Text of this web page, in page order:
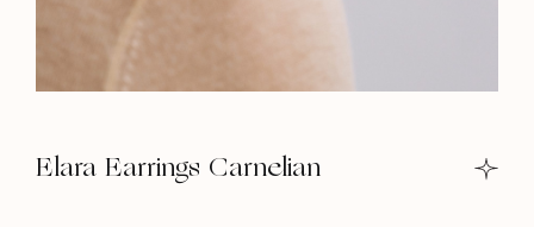
Elara Earrings Carnelian